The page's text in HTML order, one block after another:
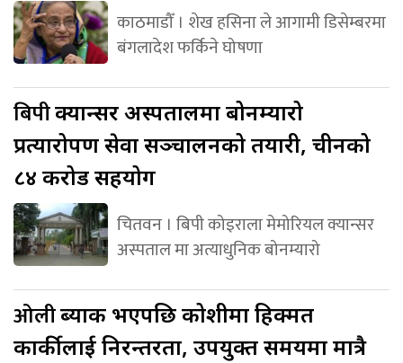
काठमाडौँ । शेख हसिना ले आगामी डिसेम्बरमा
बंगलादेश फर्किने घोषणा
बिपीक्यान्सर अस्पतालमा बोनम्यारो
प्रत्यारोपण सेवा सञ्चालनको तयारी, चीनको
८४ करोड सहयोग
चितवन । बिपी कोइराला मेमोरियल क्यान्सर
अस्पताल मा अत्याधुनिक बोनम्यारो
ओलीब्याक भएपछि कोशीमा हिक्मत
कार्कीलाई निरन्तरता, उपयुक्त समयमा मात्रै